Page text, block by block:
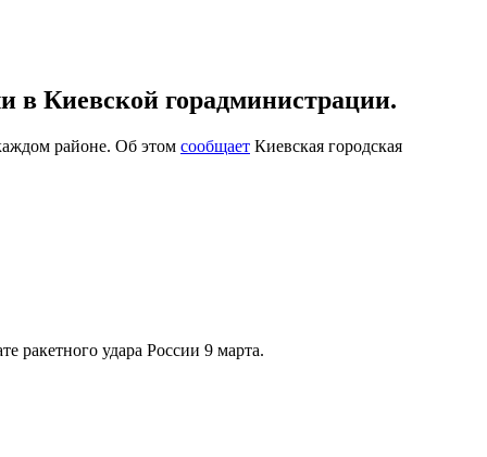
в Киевской горадминистрации.
районе. Об этом сообщает Киевская городская
ракетного удара России 9 марта.